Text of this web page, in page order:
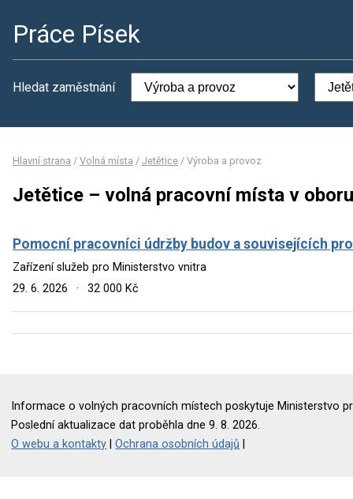
Práce Písek
Hledat zaměstnání
Hlavní strana / Volná místa / Jetětice / Výroba a provoz
Jetětice – volná pracovní místa v
Pomocní pracovníci údržby budov a souvisejících
Zařízení služeb pro Ministerstvo vnitra
29. 6. 2026
· 32 000 Kč
Informace o volných pracovních místech poskytuje Ministerstvo
Poslední aktualizace dat proběhla dne 9. 8. 2026.
O webu a kontakty |Ochrana osobních údajů